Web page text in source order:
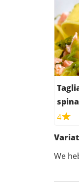
4
We